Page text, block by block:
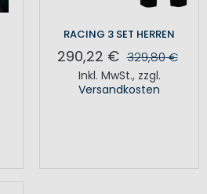
RACING 3 SET HERREN
290,22 € 329,80 €
Inkl. MwSt., zzgl.
Versandkosten